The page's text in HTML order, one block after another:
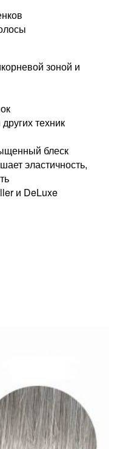
зоной и
техник
блеск
эластичность,
и DeLuxe